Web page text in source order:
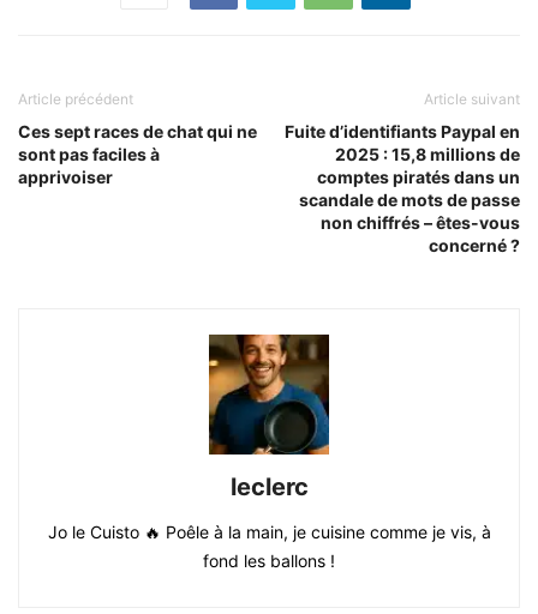
Article précédent
Ces sept races de chat qui ne
sont pas faciles à
apprivoiser
Article suivant
Fuite d’identifiants Paypal en
2025 : 15,8 millions de
comptes piratés dans un
scandale de mots de passe
non chiffrés – êtes-vous
concerné ?
leclerc
Jo le Cuisto 🔥 Poêle à la main, je cuisine comme je vis, à
fond les ballons !